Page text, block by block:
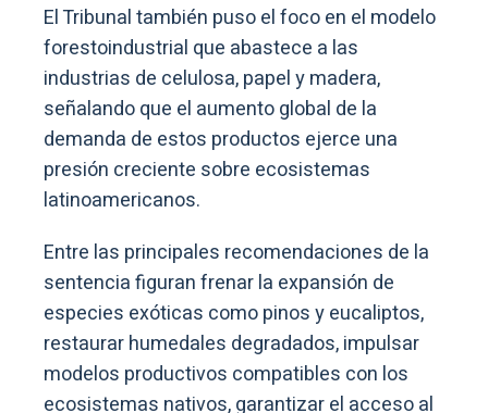
El Tribunal también puso el foco en el modelo
forestoindustrial que abastece a las
industrias de celulosa, papel y madera,
señalando que el aumento global de la
demanda de estos productos ejerce una
presión creciente sobre ecosistemas
latinoamericanos.
Entre las principales recomendaciones de la
sentencia figuran frenar la expansión de
especies exóticas como pinos y eucaliptos,
restaurar humedales degradados, impulsar
modelos productivos compatibles con los
ecosistemas nativos, garantizar el acceso al